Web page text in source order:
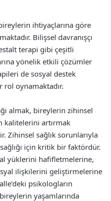
ihtiyaçlarına göre
Bilişsel davranışçı
terapi gibi çeşitli
yönelik etkili çözümler
de sosyal destek
rol oynamaktadır.
almak, bireylerin zihinsel
kalitelerini artırmak
Zihinsel sağlık sorunlarıyla
için kritik bir faktördür.
yüklerini hafifletmelerine,
ilişkilerini geliştirmelerine
psikologların
yaşamlarında